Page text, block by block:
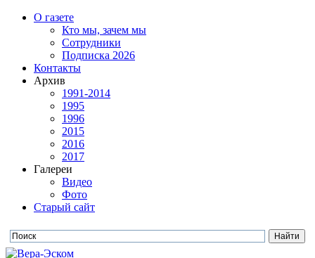
О газете
Кто мы, зачем мы
Сотрудники
Подписка 2026
Контакты
Архив
1991-2014
1995
1996
2015
2016
2017
Галереи
Видео
Фото
Старый сайт